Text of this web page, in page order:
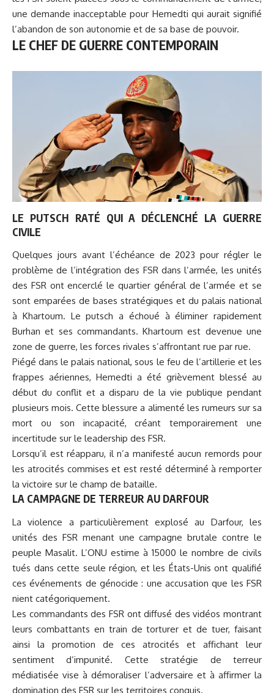
une demande inacceptable pour Hemedti qui aurait signifié
l’abandon de son autonomie et de sa base de pouvoir.
LE CHEF DE GUERRE CONTEMPORAIN
LE PUTSCH RATÉ QUI A DÉCLENCHÉ LA GUERRE
CIVILE
Quelques jours avant l’échéance de 2023 pour régler le
problème de l’intégration des FSR dans l’armée, les unités
des FSR ont encerclé le quartier général de l’armée et se
sont emparées de bases stratégiques et du palais national
à Khartoum. Le putsch a échoué à éliminer rapidement
Burhan et ses commandants. Khartoum est devenue une
zone de guerre, les forces rivales s’affrontant rue par rue.
Piégé dans le palais national, sous le feu de l’artillerie et les
frappes aériennes, Hemedti a été grièvement blessé au
début du conflit et a disparu de la vie publique pendant
plusieurs mois. Cette blessure a alimenté les rumeurs sur sa
mort ou son incapacité, créant temporairement une
incertitude sur le leadership des FSR.
Lorsqu’il est réapparu, il n’a manifesté aucun remords pour
les atrocités commises et est resté déterminé à remporter
la victoire sur le champ de bataille.
LA CAMPAGNE DE TERREUR AU DARFOUR
La violence a particulièrement explosé au Darfour, les
unités des FSR menant une campagne brutale contre le
peuple Masalit. L’ONU estime à 15000 le nombre de civils
tués dans cette seule région, et les États-Unis ont qualifié
ces événements de génocide : une accusation que les FSR
nient catégoriquement.
Les commandants des FSR ont diffusé des vidéos montrant
leurs combattants en train de torturer et de tuer, faisant
ainsi la promotion de ces atrocités et affichant leur
sentiment d’impunité. Cette stratégie de terreur
médiatisée vise à démoraliser l’adversaire et à affirmer la
domination des FSR sur les territoires conquis.